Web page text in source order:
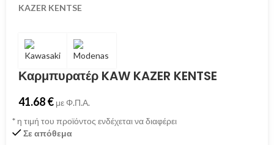
KAZER KENTSE
Καρμπυρατέρ KAW KAZER KENTSE
41.68€ με Φ.Π.Α.
*η τιμή του προϊόντος ενδέχεται να διαφέρει
Σε απόθεμα